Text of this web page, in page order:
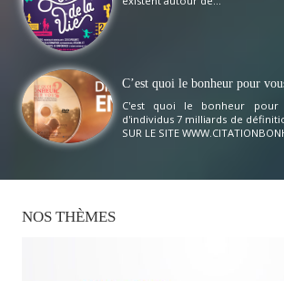
C’est quoi le bonheur pour
C'est quoi le bonheur pour
d'individus 7 milliards de
SUR LE SITE
NOS THÈMES